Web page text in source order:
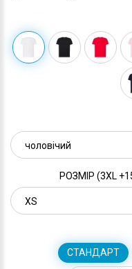
РОЗМІР (3XL
СТАНДАРТ